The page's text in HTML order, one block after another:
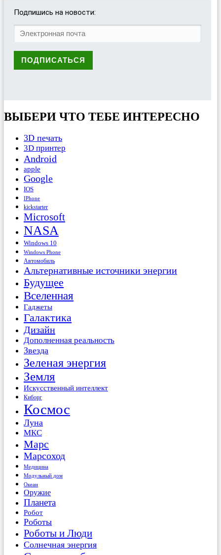
Подпишись на новости:
ВЫБЕРИ ЧТО ТЕБЕ ИНТЕРЕСНО
3D печать
3D принтер
Android
apple
Google
IOS
IPhone
kickstarter
Microsoft
NASA
Windows 10
Windows Phone
Автомобиль
Альтернативные источники энергии
Будущее
Вселенная
Гаджеты
Галактика
Дизайн
Дополненная реальность
Звезда
Зеленая энергия
Земля
Искусственный интеллект
Киборг
Космос
Луна
МКС
Марс
Марсоход
Медицина
Модульный дом
Океан
Оружие
Планета
Робот
Роботы
Роботы и Люди
Солнечная энергия